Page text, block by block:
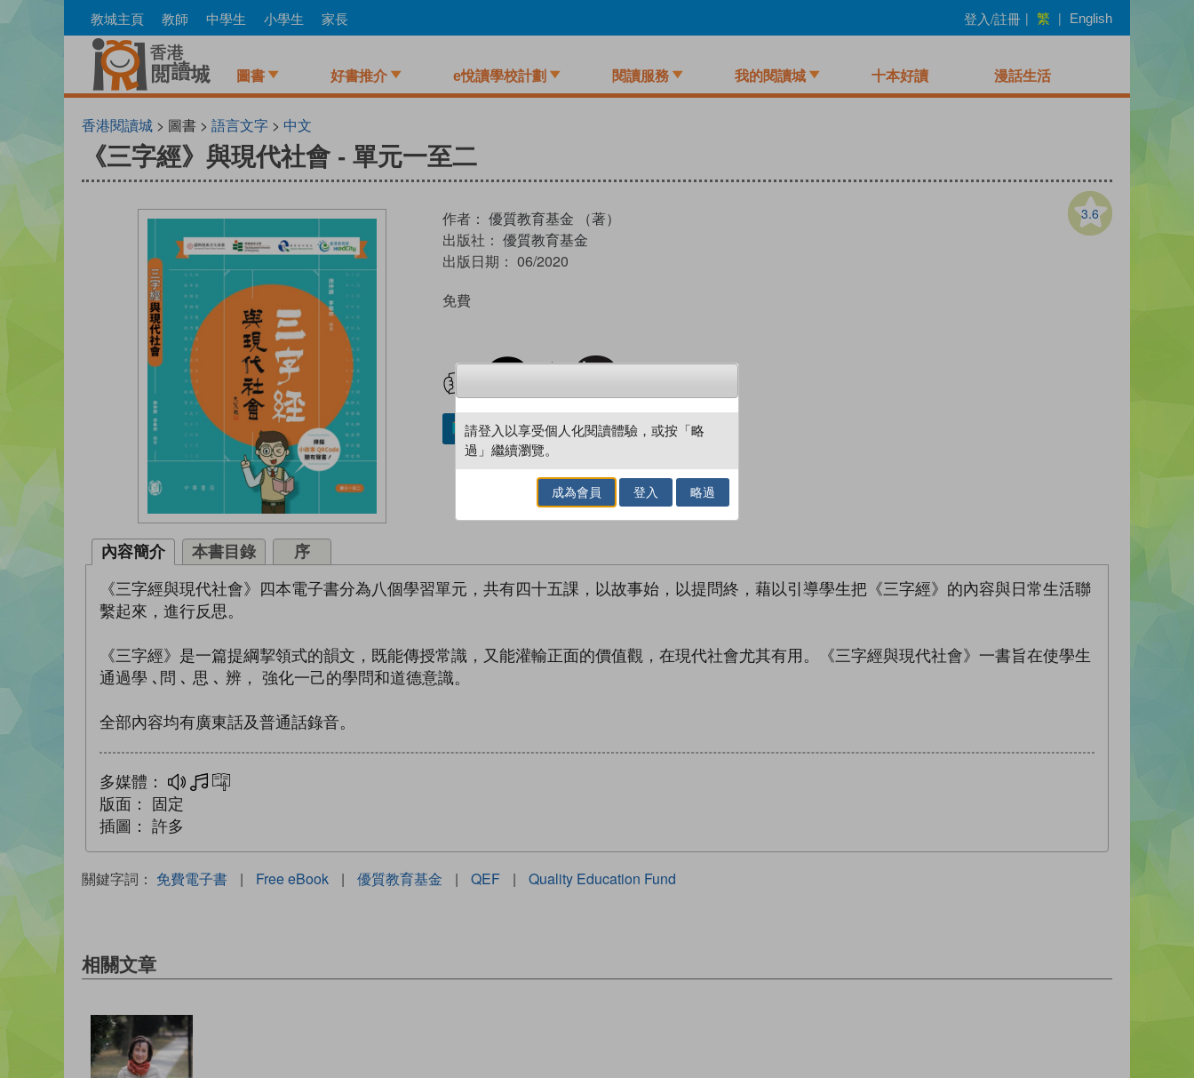
to
教城主頁 教師 中學生 小學生 家長 登入/註冊 | 繁 | English
圖書 好書推介 e悅讀學校計劃 閱讀服務 我的閱讀城 十本好讀 漫話生活
香港閱讀城 > 圖書 > 語言文字 > 中文
《三字經》與現代社會 - 單元一至二
3.6
作者： 優質教育基金 （著）
出版社： 優質教育基金
出版日期： 06/2020
免費
試閲 加入閱讀紀錄
加入／閱讀電子書
內容簡介 本書目錄 序
《三字經與現代社會》四本電子書分為八個學習單元，共有四十五課，以故事始，以提問終，藉以引導學生把《三字經》的內容與日常生活聯
繫起來，進行反思。
《三字經》是一篇提綱挈領式的韻文，既能傳授常識，又能灌輸正面的價值觀，在現代社會尤其有用。《三字經與現代社會》一書旨在使學生
通過學 ､問 ､ 思 ､ 辨， 強化一己的學問和道德意識。
全部內容均有廣東話及普通話錄音。
多媒體： 多媒體互動練習
版面：
固定
插圖：
許多
關鍵字詞： 免費電子書 | Free eBook | 優質教育基金 | QEF | Quality Education Fund
相關文章
請登入以享受個人化閱讀體驗，或按「略
過」繼續瀏覽。
成為會員 登入 略過